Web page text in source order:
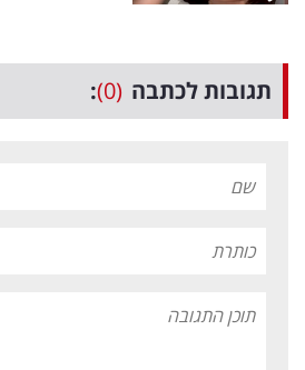
תגובות לכתבה (0)
: